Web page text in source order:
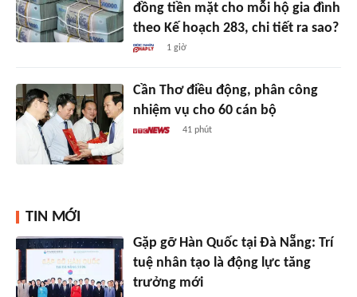
đồng tiền mặt cho mỗi hộ gia đình
theo Kế hoạch 283, chi tiết ra sao?
1 giờ
Cần Thơ điều động, phân công
nhiệm vụ cho 60 cán bộ
41 phút
TIN MỚI
Gặp gỡ Hàn Quốc tại Đà Nẵng: Trí
tuệ nhân tạo là động lực tăng
trưởng mới